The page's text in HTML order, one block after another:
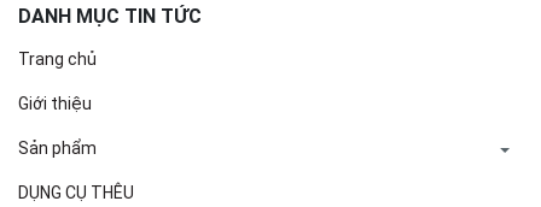
DANH MỤC TIN TỨC
Trang chủ
Giới thiệu
Sản phẩm
DỤNG CỤ THÊU